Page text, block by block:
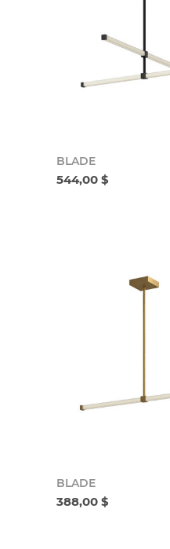
BLADE
544,00 $
BLADE
388,00 $